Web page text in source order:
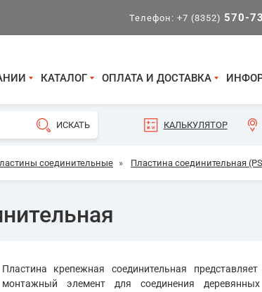
Телефон: +7 (8352) 570-
КАТАЛОГ ОПЛАТА И ДОСТАВКА
КАЛЬКУЛЯТОР
соединительные » Пластина соединительная
Пластина крепежная соединительная
монтажный элемент для соединения